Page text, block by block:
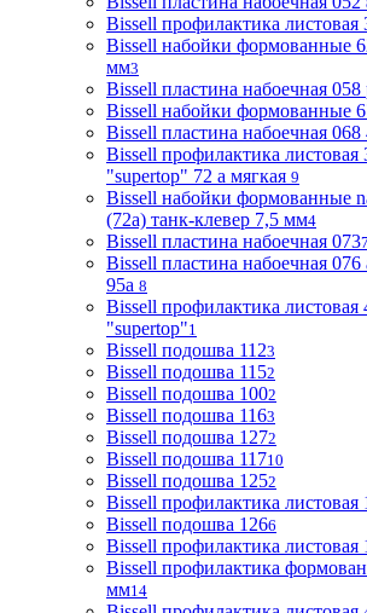
Bissell профилактика листовая
Bissell набойки формованные
мм3
Bissell пластина набоечная
Bissell набойки формованные
Bissell пластина набоечная 068
Bissell профилактика
"supertop" 72 а мягкая 9
Bissell набойки формованные
(72a) танк-клевер 7,5 мм4
Bissell пластина набоечная 0737
Bissell пластина набоечная 076
95а 8
Bissell профилактика
"supertop"1
Bissell подошва 1123
Bissell подошва 1152
Bissell подошва 1002
Bissell подошва 1163
Bissell подошва 1272
Bissell подошва 11710
Bissell подошва 1252
Bissell профилактика
Bissell подошва 1266
Bissell профилактика
Bissell профилактика
мм14